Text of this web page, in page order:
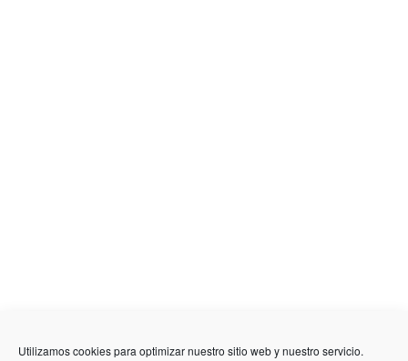
Utilizamos cookies para optimizar nuestro sitio web y nuestro servicio.